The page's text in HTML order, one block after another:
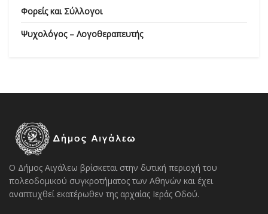
Φορείς και Σύλλογοι
Ψυχολόγος – Λογοθεραπευτής
Ο Δήμος Αιγάλεω βρίσκεται στην δυτική περιοχή του
πολεοδομικού συγκροτήματος των Αθηνών και έχει
αναπτυχθεί εκατέρωθεν της αρχαίας Ιεράς Οδού.